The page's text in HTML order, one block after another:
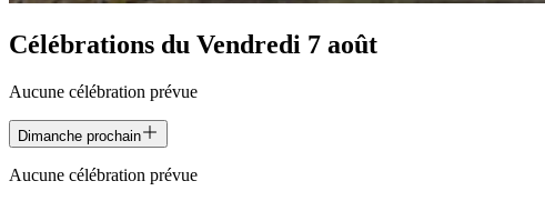
Célébrations du Vendredi 7 août
Aucune célébration prévue
Dimanche prochain
Aucune célébration prévue